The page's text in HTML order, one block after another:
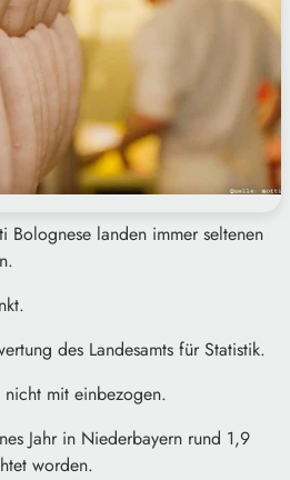
Bolognese landen immer seltenen
des Landesamts für Statistik.
mit einbezogen.
Jahr in Niederbayern rund 1,9
worden.